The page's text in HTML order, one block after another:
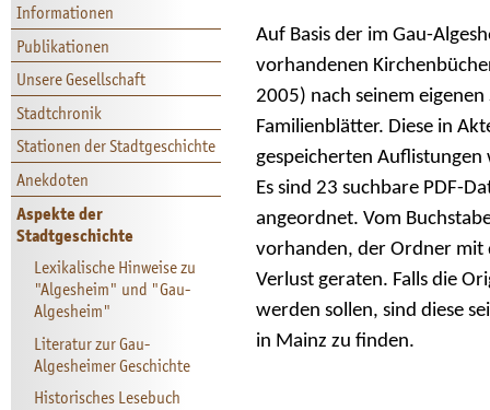
Informationen
Publikationen
Unsere Gesellschaft
Stadtchronik
Stationen der Stadtgeschichte
Anekdoten
Aspekte der
Stadtgeschichte
Lexikalische Hinweise zu
"Algesheim" und "Gau-
Algesheim"
Literatur zur Gau-
Algesheimer Geschichte
Historisches Lesebuch
Auf Basis der im Gau-
vorhandenen
2005) nach seinem
Familienblätter. Diese in
gespeicherten
Es sind 23 suchbare PDF-
angeordnet. Vom
vorhanden, der Ordner mit
Verlust geraten. Falls die
werden sollen, sind diese
in Mainz zu finden.